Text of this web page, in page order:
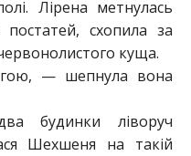
Лірена метнулась
схопила за
куща.
— шепнула вона
будинки ліворуч
Шехшеня на такій